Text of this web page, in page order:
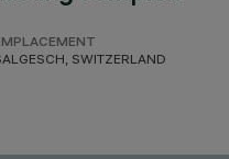
SWITZERLAND